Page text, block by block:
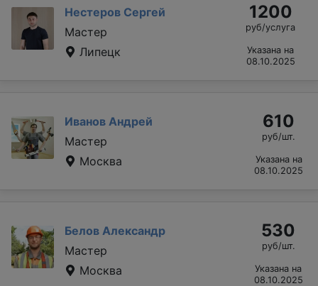
Нестеров Сергей
Мастер
Липецк
1200
руб/услуга
Указана на
08.10.2025
Иванов Андрей
Мастер
Москва
610
руб/шт.
Указана на
08.10.2025
Белов Александр
Мастер
Москва
530
руб/шт.
Указана на
08.10.2025